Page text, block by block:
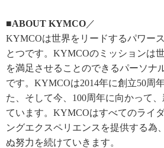
■ABOUT KYMCO ／
KYMCOは世界をリードするパワー
とつです。KYMCOのミッションは
を満足させることのできるパーソナ
です。KYMCOは2014年に創立50周
た、そして今、100周年に向かって
ています。KYMCOはすべてのライ
ングエクスペリエンスを提供する為
ぬ努力を続けていきます。